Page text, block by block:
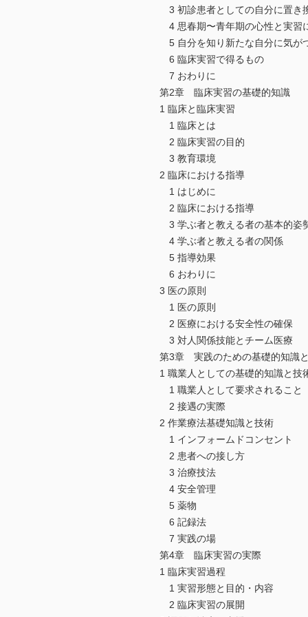
3 初診患者としての自分に置き
4 思春期〜青年期の心性と実習
5 自分を知り新たな自分に気が
6 臨床実習で得るもの
7 おわりに
第2章 臨床実習の基礎的知識
1 臨床と臨床実習
1 臨床とは
2 臨床実習の目的
3 教育環境
2 臨床における指導
1 はじめに
2 臨床における指導
3 学ぶ者と教える者の基本的姿
4 学ぶ者と教える者の関係
5 指導効果
6 おわりに
3 医の原則
1 医の原則
2 医療における安全性の確保
3 対人関係技能とチーム医療
第3章 実践のための基礎的知識
1 職業人としての基礎的知識と技
1 職業人として要求されること
2 接遇の実際
2 作業療法基礎知識と技術
1 インフォームドコンセント
2 患者への接し方
3 治療技法
4 安全管理
5 薬物
6 記録法
7 実践の場
第4章 臨床実習の実際
1 臨床実習過程
1 実習形態と目的・内容
2 臨床実習の展開